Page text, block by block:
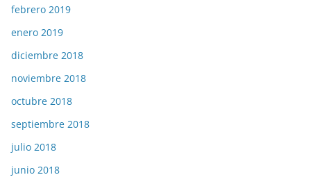
febrero 2019
enero 2019
diciembre 2018
noviembre 2018
octubre 2018
septiembre 2018
julio 2018
junio 2018